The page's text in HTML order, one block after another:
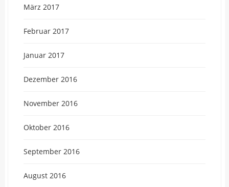
März 2017
Februar 2017
Januar 2017
Dezember 2016
November 2016
Oktober 2016
September 2016
August 2016